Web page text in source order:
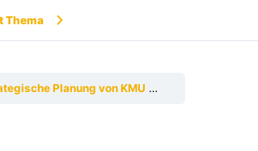
Thema
Planung von KMU